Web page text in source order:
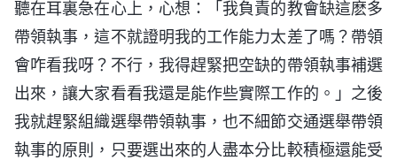
聽在耳裏急在心上，心想：「我負責的教會缺這麽多
帶領執事，這不就證明我的工作能力太差了嗎？帶領
會咋看我呀？不行，我得趕緊把空缺的帶領執事補選
出來，讓大家看看我還是能作些實際工作的。」之後
我就趕緊組織選舉帶領執事，也不細節交通選舉帶領
執事的原則，只要選出來的人盡本分比較積極還能受